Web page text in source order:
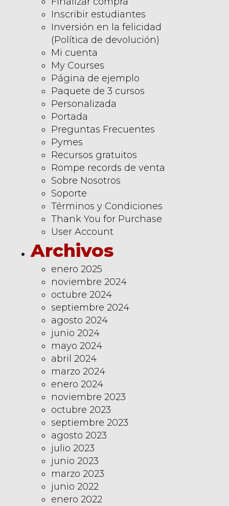
Inscribir estudiantes
Inversión en la felicidad
(Política de devolución)
Mi cuenta
My Courses
Página de ejemplo
Paquete de 3 cursos
Personalizada
Portada
Preguntas Frecuentes
Pymes
Recursos gratuitos
Rompe records de venta
Sobre Nosotros
Soporte
Términos y Condiciones
Thank You for Purchase
User Account
Archivos
enero 2025
noviembre 2024
octubre 2024
septiembre 2024
agosto 2024
junio 2024
mayo 2024
abril 2024
marzo 2024
enero 2024
noviembre 2023
octubre 2023
septiembre 2023
agosto 2023
julio 2023
junio 2023
marzo 2023
junio 2022
enero 2022